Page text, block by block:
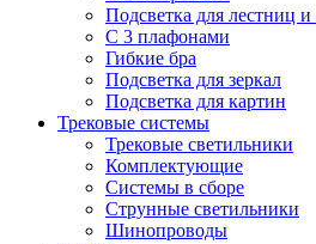
Подсветка для лестниц и
С 3 плафонами
Гибкие бра
Подсветка для зеркал
Подсветка для картин
Трековые системы
Трековые светильники
Комплектующие
Системы в сборе
Струнные светильники
Шинопроводы